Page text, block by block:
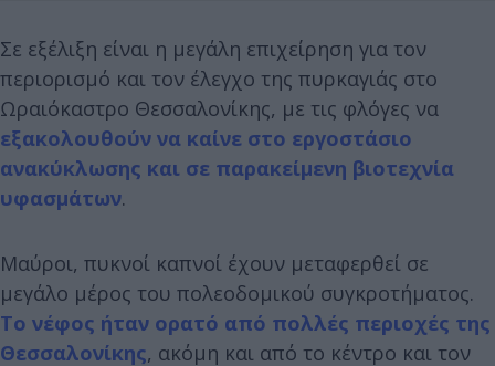
Σε εξέλιξη είναι η μεγάλη επιχείρηση για τον
περιορισμό και τον έλεγχο της πυρκαγιάς στο
Ωραιόκαστρο Θεσσαλονίκης, με τις φλόγες να
εξακολουθούν να καίνε στο εργοστάσιο
ανακύκλωσης και σε παρακείμενη βιοτεχνία
υφασμάτων.
Μαύροι, πυκνοί καπνοί έχουν μεταφερθεί σε
μεγάλο μέρος του πολεοδομικού συγκροτήματος.
Το νέφος ήταν ορατό από πολλές περιοχές της
Θεσσαλονίκης, ακόμη και από το κέντρο και τον